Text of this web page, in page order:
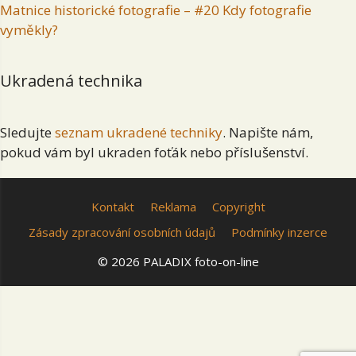
Matnice historické fotografie – #20 Kdy fotografie
vyměkly?
Ukradená technika
Sledujte seznam ukradené techniky. Napište nám,
pokud vám byl ukraden foťák nebo příslušenství.
Kontakt Reklama
Copyright
Zásady zpracování osobních údajů
Podmínky inzerce
© 2026 PALADIX foto-on-line